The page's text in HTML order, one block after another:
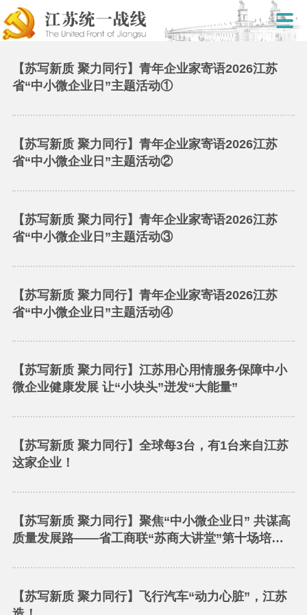
【苏写新质 聚力同行】青年企业家寄语2026江苏
省“中小微企业日”主题活动①
【苏写新质 聚力同行】青年企业家寄语2026江苏
省“中小微企业日”主题活动②
【苏写新质 聚力同行】青年企业家寄语2026江苏
省“中小微企业日”主题活动③
【苏写新质 聚力同行】青年企业家寄语2026江苏
省“中小微企业日”主题活动④
【苏写新质 聚力同行】江苏用心用情服务保障中小
微企业健康发展 让“小块头”迸发“大能量”
【苏写新质 聚力同行】全球每3台，有1台来自江苏
这家企业！
【苏写新质 聚力同行】聚焦“中小微企业日” 共谋高
质量发展路——省工商联“苏商大讲堂”第十场培训
【苏写新质 聚力同行】飞行汽车“动力心脏”，江苏